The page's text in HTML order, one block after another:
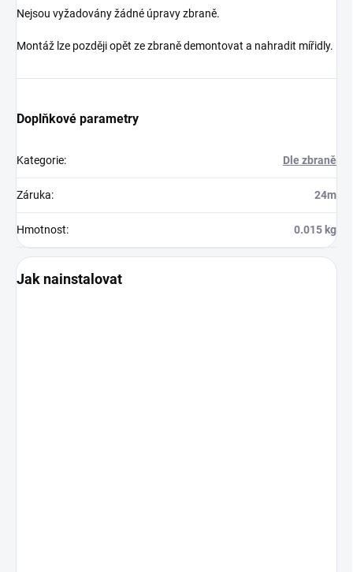
Nejsou vyžadovány žádné úpravy zbraně.
Montáž lze později opět ze zbraně demontovat a nahradit mířidly.
Doplňkové parametry
Kategorie: Dle zbraně
Záruka: 24m
Hmotnost: 0.015 kg
Jak nainstalovat